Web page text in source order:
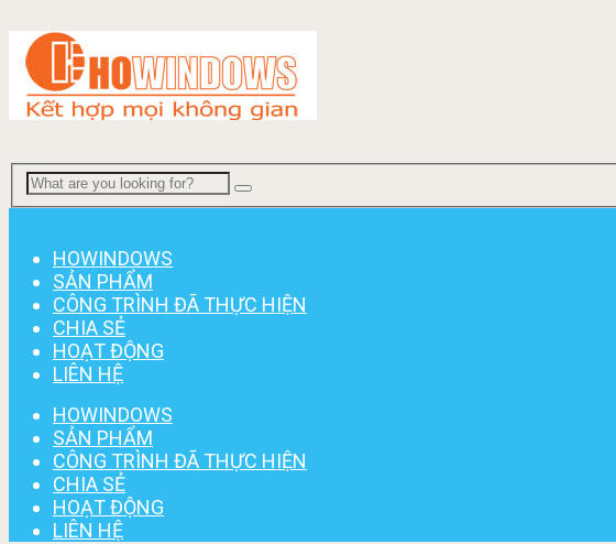
HOWINDOWS
SẢN PHẨM
CÔNG TRÌNH ĐÃ THỰC HIỆN
CHIA SẺ
HOẠT ĐỘNG
LIÊN HỆ
HOWINDOWS
SẢN PHẨM
CÔNG TRÌNH ĐÃ THỰC HIỆN
CHIA SẺ
HOẠT ĐỘNG
LIÊN HỆ